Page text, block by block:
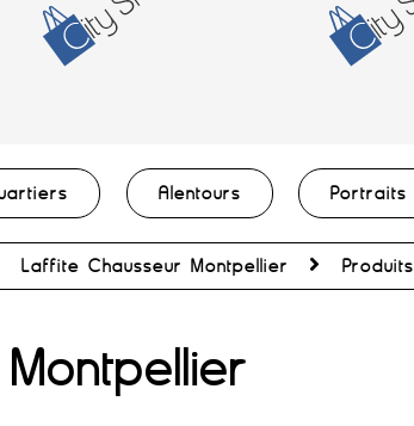
Alentours Portraits
Laffite Chausseur Montpellier Produits